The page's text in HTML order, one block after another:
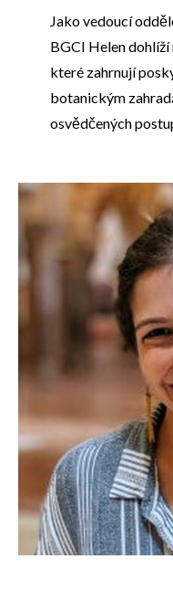
Jako vedoucí
BGCI Helen
které zahrnují
botanickým
osvědčených